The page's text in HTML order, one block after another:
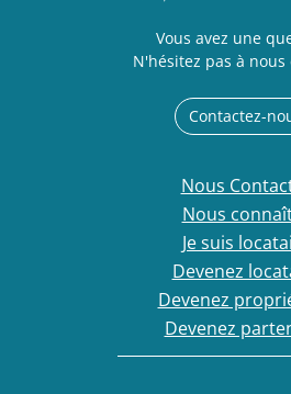
Vous avez une
N'hésitez pas à
Contactez-
Nous
Nous
Je suis
Devenez
Devenez
Devenez